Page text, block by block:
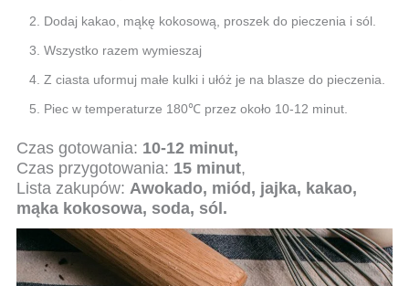
Dodaj kakao, mąkę kokosową, proszek do pieczenia i sól.
Wszystko razem wymieszaj
Z ciasta uformuj małe kulki i ułóż je na blasze do pieczenia.
Piec w temperaturze 180℃ przez około 10-12 minut.
Czas gotowania: 10-12 minut,
Czas przygotowania: 15 minut,
Lista zakupów: Awokado, miód, jajka, kakao,
mąka kokosowa, soda, sól.